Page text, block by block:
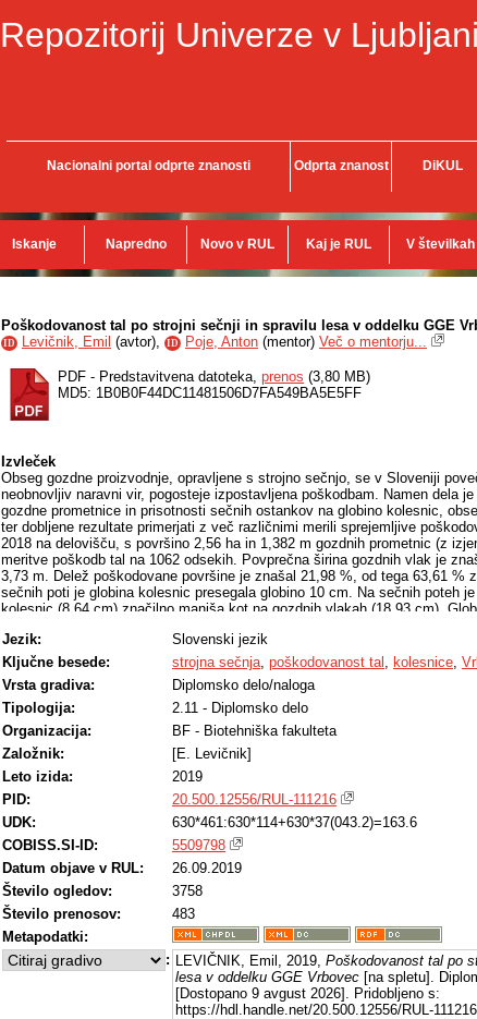
Repozitorij Univerze v Ljubljani
Nacionalni portal odprte znanosti Odprta znanost DiKUL
Iskanje Napredno Novo v RUL Kaj je RUL V številkah
Poškodovanost tal po strojni sečnji in spravilu lesa v oddelku GGE
ID Levičnik, Emil (avtor), ID Poje, Anton (mentor) Več o mentorju...
PDF - Predstavitvena datoteka, prenos (3,80 MB)
MD5: 1B0B0F44DC11481506D7FA549BA5E5FF
Izvleček
Obseg gozdne proizvodnje, opravljene s strojno sečnjo, se v Sloveniji
neobnovljiv naravni vir, pogosteje izpostavljena poškodbam. Namen dela
gozdne prometnice in prisotnosti sečnih ostankov na globino kolesnic,
ter dobljene rezultate primerjati z več različnimi merili sprejemljive
2018 na delovišču, s površino 2,56 ha in 1,382 m gozdnih prometnic (z
meritve poškodb tal na 1062 odsekih. Povprečna širina gozdnih vlak je
3,73 m. Delež poškodovane površine je znašal 21,98 %, od tega 63,61 %
sečnih poti je globina kolesnic presegala globino 10 cm. Na sečnih poteh
kolesnic (8,64 cm) značilno manjša kot na gozdnih vlakah (18,93 cm).
sprejemljive poškodovanosti tal, so bile poškodbe tal na delovišču
edino globine kolesnic ne upošteva med kazalniki poškodovanosti tal.
predvsem z vidika preprečevanja poškodb tal pri gozdni proizvodnji,
sprejemljive poškodovanosti tal in oblikovanja novih, strokovno
Jezik:
Slovenski jezik
Ključne besede:
strojna sečnja, poškodovanost tal , kolesnice,
Vrsta gradiva:
Diplomsko delo/naloga
Tipologija:
2.11 - Diplomsko delo
Organizacija:
BF - Biotehniška fakulteta
Založnik:
[E. Levičnik]
Leto izida:
2019
PID:
20.500.12556/RUL-111216
UDK:
630*461:630*114+630*37(043.2)=163.6
COBISS.SI-ID:
5509798
Datum objave v RUL:
26.09.2019
Število ogledov:
3758
Število prenosov:
483
Metapodatki:
: LEVIČNIK, Emil, 2019, Poškodovanost tal po
lesa v oddelku GGE Vrbovec [na spletu].
[Dostopano 9 avgust 2026]. Pridobljeno s:
https://hdl.handle.net/20.500.12556/RUL-111216